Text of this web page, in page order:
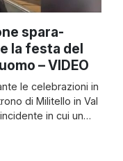
spara-
la festa del
– VIDEO
le celebrazioni in
di Militello in Val
in cui un
rimasta ferita. La